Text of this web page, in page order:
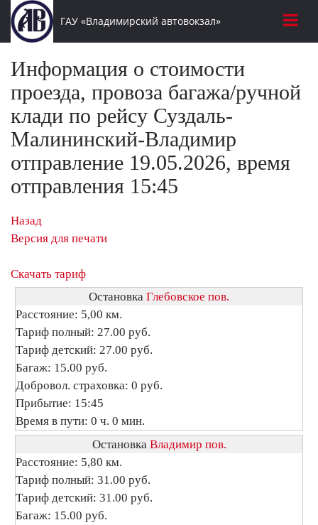
ГАУ «Владимирский автовокзал»
Информация о стоимости
проезда, провоза багажа/ручной
клади по рейсу Суздаль-
Малининский-Владимир
отправление 19.05.2026, время
отправления 15:45
Назад
Версия для печати
Скачать тариф
Остановка Глебовское пов.
Расстояние: 5,00 км.
Тариф полный: 27.00 руб.
Тариф детский: 27.00 руб.
Багаж: 15.00 руб.
Добровол. страховка: 0 руб.
Прибытие: 15:45
Время в пути: 0 ч. 0 мин.
Остановка Владимир пов.
Расстояние: 5,80 км.
Тариф полный: 31.00 руб.
Тариф детский: 31.00 руб.
Багаж: 15.00 руб.